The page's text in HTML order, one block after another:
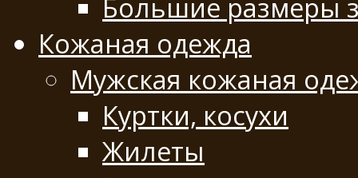
Большие размеры
Кожаная одежда
Мужская кожаная
Куртки, косухи
Жилеты